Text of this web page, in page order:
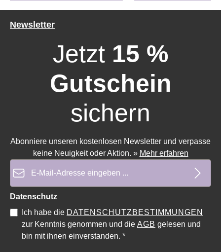
Newsletter
Jetzt 15 %
Gutschein
sichern
Abonniere unseren kostenlosen Newsletter und verpasse
keine Neuigkeit oder Aktion. » Mehr erfahren
Datenschutz
Ich habe die DATENSCHUTZBESTIMMUNGEN
zur Kenntnis genommen und die AGB gelesen und
bin mit ihnen einverstanden. *